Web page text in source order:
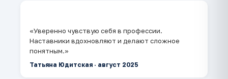
«Уверенно чувствую себя в профессии.
Наставники вдохновляют и делают сложное
понятным.»
Татьяна Юдитская · август 2025